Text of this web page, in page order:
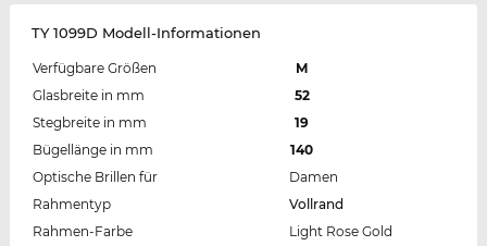
TY 1099D Modell-Informationen
Verfügbare Größen
M
Glasbreite in mm
52
Stegbreite in mm
19
Bügellänge in mm
140
Optische Brillen für
Damen
Rahmentyp
Vollrand
Rahmen-Farbe
Light Rose Gold